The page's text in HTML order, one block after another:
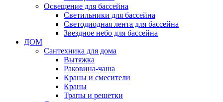
Освещение для бассейна
Светильники для бассейна
Светодиодная лента для бассейна
Звездное небо для бассейна
ДОМ
Сантехника для дома
Вытяжка
Раковина-чаша
Краны и смесители
Краны
Трапы и решетки